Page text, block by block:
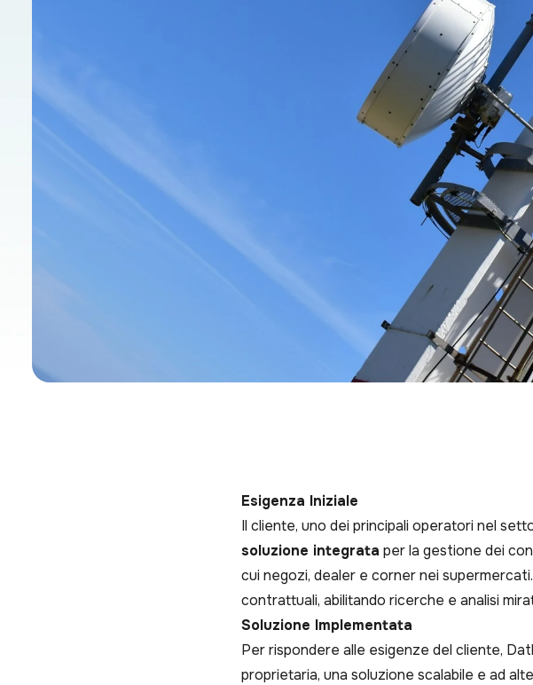
Esigenza Iniziale
Il cliente, uno dei principali operatori nel
soluzione integrata per la gestione dei
cui negozi, dealer e corner nei
contrattuali, abilitando ricerche e analisi
Soluzione Implementata
Per rispondere alle esigenze del cliente,
proprietaria, una soluzione scalabile e ad